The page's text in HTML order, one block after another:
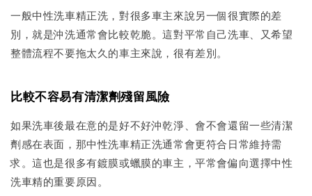
一般中性洗車精正洗，對很多車主來說另一個很實際的差
別，就是沖洗通常會比較乾脆。這對平常自己洗車、又希望
整體流程不要拖太久的車主來說，很有差別。
比較不容易有清潔劑殘留風險
如果洗車後最在意的是好不好沖乾淨、會不會還留一些清潔
劑感在表面，那中性洗車精正洗通常會更符合日常維持需
求。這也是很多有鍍膜或蠟膜的車主，平常會偏向選擇中性
洗車精的重要原因。